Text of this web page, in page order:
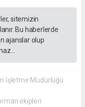
sitemizin
Bu haberlerde
ajanslar olup
İşletme Müdürlüğü
ekipleri